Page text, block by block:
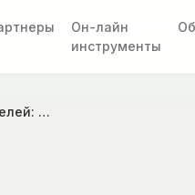
Он-лайн
инструменты
…